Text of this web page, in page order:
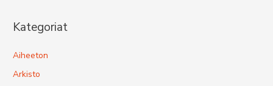
i
t
o
Kategoriat
Aiheeton
Arkisto